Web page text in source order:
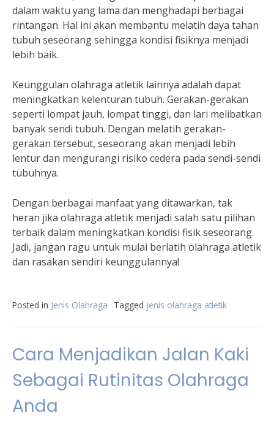
dalam waktu yang lama dan menghadapi berbagai
rintangan. Hal ini akan membantu melatih daya tahan
tubuh seseorang sehingga kondisi fisiknya menjadi
lebih baik.
Keunggulan olahraga atletik lainnya adalah dapat
meningkatkan kelenturan tubuh. Gerakan-gerakan
seperti lompat jauh, lompat tinggi, dan lari melibatkan
banyak sendi tubuh. Dengan melatih gerakan-
gerakan tersebut, seseorang akan menjadi lebih
lentur dan mengurangi risiko cedera pada sendi-sendi
tubuhnya.
Dengan berbagai manfaat yang ditawarkan, tak
heran jika olahraga atletik menjadi salah satu pilihan
terbaik dalam meningkatkan kondisi fisik seseorang.
Jadi, jangan ragu untuk mulai berlatih olahraga atletik
dan rasakan sendiri keunggulannya!
Posted in Jenis Olahraga Tagged jenis olahraga atletik
Cara Menjadikan Jalan Kaki
Sebagai Rutinitas Olahraga
Anda